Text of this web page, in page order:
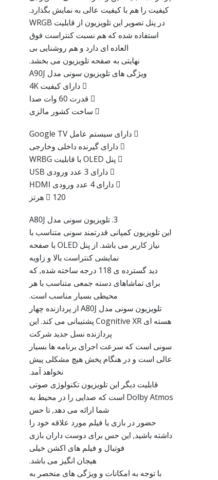
کیفیت را هم با کیفیت عالی به نمایش بگذارد.
در پنل تصویر این تلویزیون از قابلیت WRGB
استفاده شده که هم نسبت کنتراست فوق
العاده ای دارد و هم روشنایی بی
نهایتی به صفحه تلویزیون می بخشد.
ویژگی های تلویزیون سونی مدل A90J
 دارای کیفیت 4K
 قدرت 60 وات صدا
 ساخت کشور مالزی
 دارای سیستم عامل Google TV
 دارای گیرنده داخلی وخارجی
 پنل OLED با قابلیت WRBG
 دارای 3 عدد ورودی USB
 دارای 4 عدد ورودی HDMI
 120 هرتز
3. تلویزیون سونی مدل A80J
این تلویزیون کمپانی قدرتمند سونی متناسب با
نیاز کاربر می باشد. از پنل OLED با صفحه
نمایشی کنتراست بالا و زاویه
دید گسترده ی 118 درجه ساخته شده, که
برای تماشاهای دسته جمعی متناسب با هر
محیطی بسیار مناسب است.
تلویزیون سونی مدل A80J از پردازنده چهار
هسته ای Cognitive XR پشتیبانی می کند. این
پردازنده نسل جدید شرکت
سونی است که سرعت اجرای برنامه ها بسیار
عالی است و در هنگام پخش هیچ مشکلی پیش
نخواهد آمد.
قابلیت دیگر این تلویزیون تکنولوژی صوتی
Dolby Atmos است که صدایی را در محیط به
شما ارائه می دهد, تا حس
حضور در بازی یا فیلم مورد علاقه خود را
داشته باشید, این حس برای دوست داران بازی
فوتبال و فیلم های اکشن خیلی
هیجان انگیز می باشد.
با توجه به امکانات و ویژگی های منحصر به